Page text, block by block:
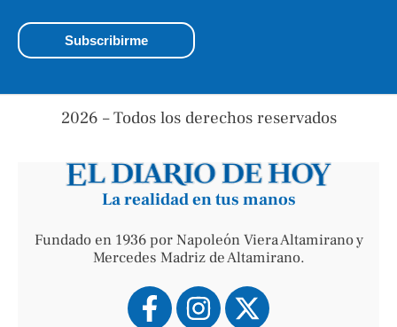
2026 – Todos los derechos reservados
La realidad en tus manos
Fundado en 1936 por Napoleón Viera Altamirano y
Mercedes Madriz de Altamirano.